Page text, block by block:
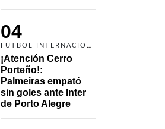
04
¡Atención Cerro
Porteño!:
Palmeiras empató
sin goles ante Inter
de Porto Alegre